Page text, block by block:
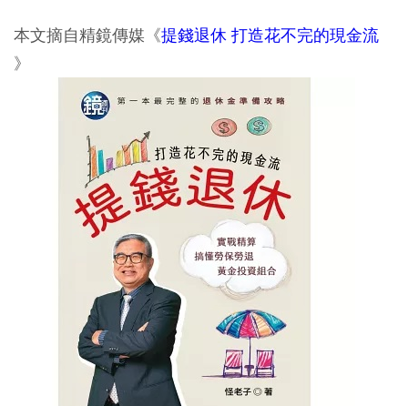
本文摘自精鏡傳媒《提錢退休 打造花不完的現金流
》